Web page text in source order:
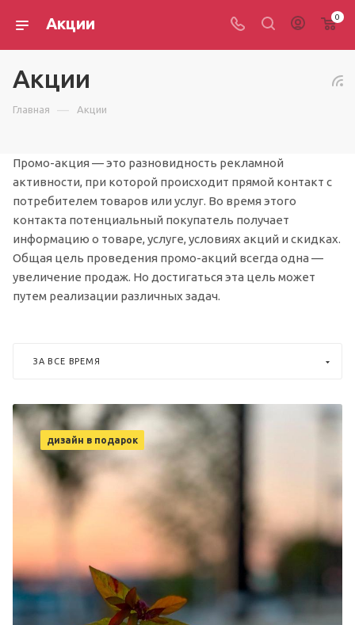
Акции 0
Акции
Главная — Акции
Промо-акция — это разновидность рекламной
активности, при которой происходит прямой контакт с
потребителем товаров или услуг. Во время этого
контакта потенциальный покупатель получает
информацию о товаре, услуге, условиях акций и скидках.
Общая цель проведения промо-акций всегда одна —
увеличение продаж. Но достигаться эта цель может
путем реализации различных задач.
ЗА ВСЕ ВРЕМЯ
дизайн в подарок